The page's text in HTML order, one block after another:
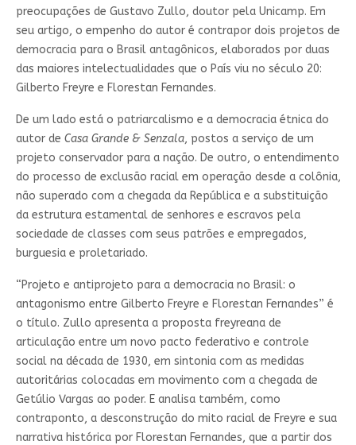
preocupações de Gustavo Zullo, doutor pela Unicamp. Em
seu artigo, o empenho do autor é contrapor dois projetos de
democracia para o Brasil antagônicos, elaborados por duas
das maiores intelectualidades que o País viu no século 20:
Gilberto Freyre e Florestan Fernandes.
De um lado está o patriarcalismo e a democracia étnica do
autor de Casa Grande & Senzala, postos a serviço de um
projeto conservador para a nação. De outro, o entendimento
do processo de exclusão racial em operação desde a colônia,
não superado com a chegada da República e a substituição
da estrutura estamental de senhores e escravos pela
sociedade de classes com seus patrões e empregados,
burguesia e proletariado.
“Projeto e antiprojeto para a democracia no Brasil: o
antagonismo entre Gilberto Freyre e Florestan Fernandes” é
o título. Zullo apresenta a proposta freyreana de
articulação entre um novo pacto federativo e controle
social na década de 1930, em sintonia com as medidas
autoritárias colocadas em movimento com a chegada de
Getúlio Vargas ao poder. E analisa também, como
contraponto, a desconstrução do mito racial de Freyre e sua
narrativa histórica por Florestan Fernandes, que a partir dos